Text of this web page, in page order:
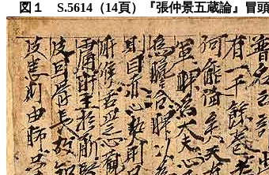
図１ S.5614（14頁）『張仲景五蔵論』冒頭